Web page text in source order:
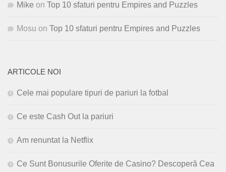
Mike on Top 10 sfaturi pentru Empires and Puzzles
Mosu on Top 10 sfaturi pentru Empires and Puzzles
ARTICOLE NOI
Cele mai populare tipuri de pariuri la fotbal
Ce este Cash Out la pariuri
Am renuntat la Netflix
Ce Sunt Bonusurile Oferite de Casino? Descoperă Cea